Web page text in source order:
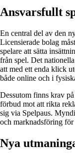
Ansvarsfullt
En central del av den
Licensierade bolag
spelare att sätta
från spel. Det
att med ett enda klick
både online och i
Dessutom finns krav
förbud mot att rikta
sig via Spelpaus.
och marknadsföring för
Nya